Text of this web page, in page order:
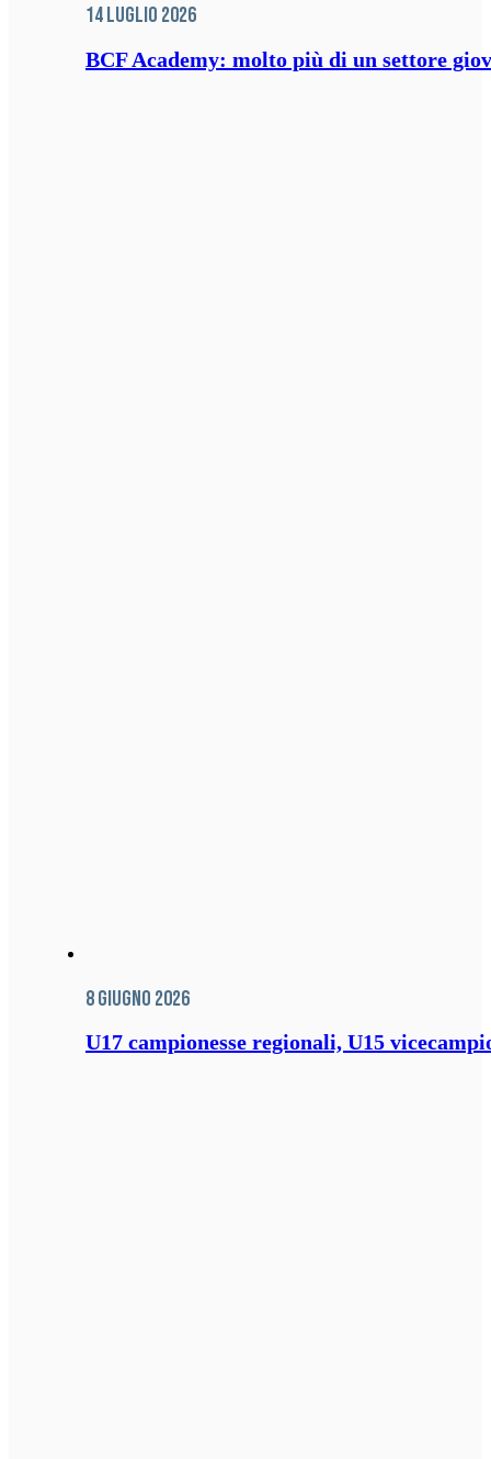
14 Luglio 2026
BCF Academy: molto più di un settore
8 Giugno 2026
U17 campionesse regionali, U15